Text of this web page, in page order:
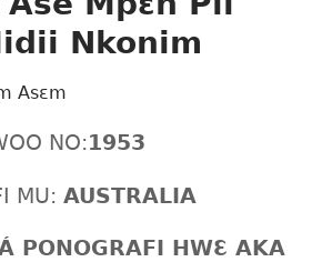
Nkonim
Asɛm
NO:1953
MU: AUSTRALIA
PONOGRAFI HWƐ AKA